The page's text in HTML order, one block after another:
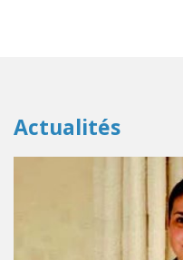
Actualités